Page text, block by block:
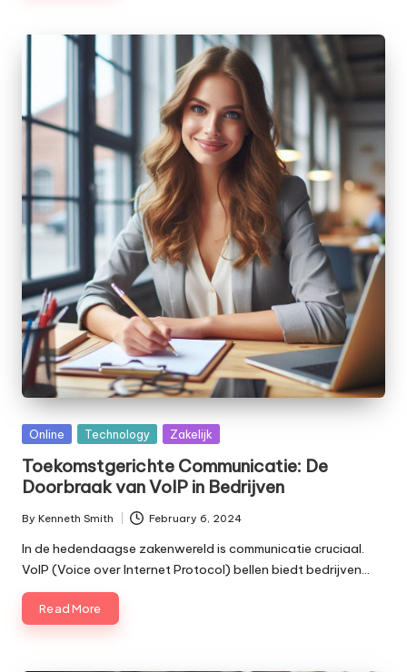
Posted
Online Technology Zakelijk
Toekomstgerichte Communicatie: De
Doorbraak van VoIP in Bedrijven
Posted
by
By Kenneth Smith February 6, 2024
In de hedendaagse zakenwereld is communicatie cruciaal.
VoIP (Voice over Internet Protocol) bellen biedt bedrijven…
Read More